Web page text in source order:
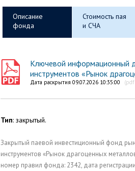
Описание
фонда
Стоимость пая
и СЧА
Ключевой информационный
инструментов «Рынок
Дата раскрытия 09.07.2026 10:35:00 (pdf
Тип: закрытый.
Закрытый паевой инвестиционный фонд
инструментов «Рынок драгоценных
номер правил фонда: 2342, дата